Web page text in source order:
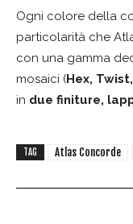
Ogni colore della
particolarità che
con una gamma
mosaici (Hex,
in due finiture,
TAG Atlas Concorde